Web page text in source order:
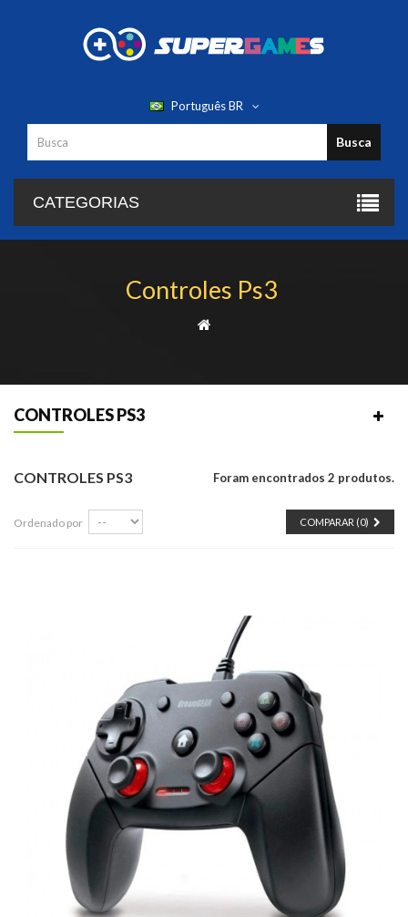
Português BR
Busca
CATEGORIAS
Controles Ps3
CONTROLES PS3
CONTROLES PS3 Foram encontrados 2 produtos.
COMPARAR (0)
Ordenado por